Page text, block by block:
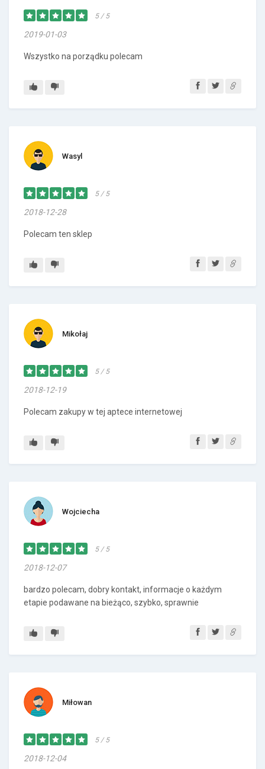
5 / 5
2019-01-03
Wszystko na porządku polecam
Wasyl
5 / 5
2018-12-28
Polecam ten sklep
Mikołaj
5 / 5
2018-12-19
Polecam zakupy w tej aptece internetowej
Wojciecha
5 / 5
2018-12-07
bardzo polecam, dobry kontakt, informacje o każdym
etapie podawane na bieżąco, szybko, sprawnie
Miłowan
5 / 5
2018-12-04